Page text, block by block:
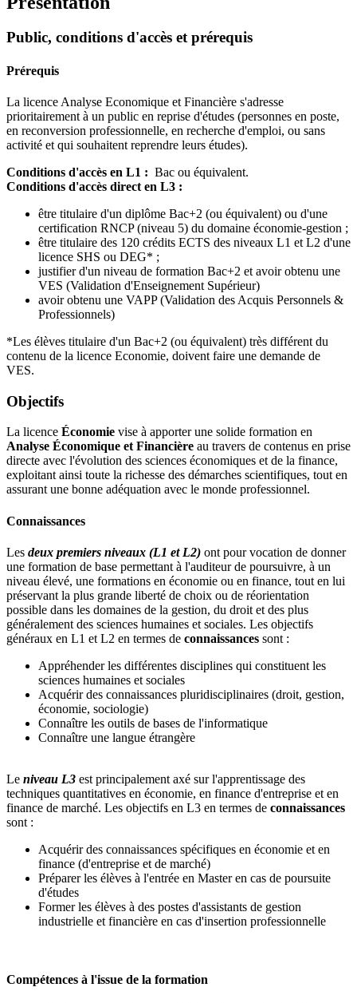
Public, conditions d'accès et prérequis
Prérequis
La licence Analyse Economique et Financière s'adresse
prioritairement à un public en reprise d'études (personnes en poste,
en reconversion professionnelle, en recherche d'emploi, ou sans
activité et qui souhaitent reprendre leurs études).
Conditions d'accès en L1 : Bac ou équivalent.
Conditions d'accès direct en L3 :
être titulaire d'un diplôme Bac+2 (ou équivalent) ou d'une
certification RNCP (niveau 5) du domaine économie-gestion ;
être titulaire des 120 crédits ECTS des niveaux L1 et L2 d'une
licence SHS ou DEG* ;
justifier d'un niveau de formation Bac+2 et avoir obtenu une
VES (Validation d'Enseignement Supérieur)
avoir obtenu une VAPP (Validation des Acquis Personnels &
Professionnels)
*Les élèves titulaire d'un Bac+2 (ou équivalent) très différent du
contenu de la licence Economie, doivent faire une demande de
VES.
Objectifs
La licence Économie vise à apporter une solide formation en
Analyse Économique et Financière au travers de contenus en prise
directe avec l'évolution des sciences économiques et de la finance,
exploitant ainsi toute la richesse des démarches scientifiques, tout en
assurant une bonne adéquation avec le monde professionnel.
Connaissances
Les deux premiers niveaux (L1 et L2) ont pour vocation de donner
une formation de base permettant à l'auditeur de poursuivre, à un
niveau élevé, une formations en économie ou en finance, tout en lui
préservant la plus grande liberté de choix ou de réorientation
possible dans les domaines de la gestion, du droit et des plus
généralement des sciences humaines et sociales. Les objectifs
généraux en L1 et L2 en termes de connaissances sont :
Appréhender les différentes disciplines qui constituent les
sciences humaines et sociales
Acquérir des connaissances pluridisciplinaires (droit, gestion,
économie, sociologie)
Connaître les outils de bases de l'informatique
Connaître une langue étrangère
Le niveau L3 est principalement axé sur l'apprentissage des
techniques quantitatives en économie, en finance d'entreprise et en
finance de marché. Les objectifs en L3 en termes de connaissances
sont :
Acquérir des connaissances spécifiques en économie et en
finance (d'entreprise et de marché)
Préparer les élèves à l'entrée en Master en cas de poursuite
d'études
Former les élèves à des postes d'assistants de gestion
industrielle et financière en cas d'insertion professionnelle
Compétences à l'issue de la formation